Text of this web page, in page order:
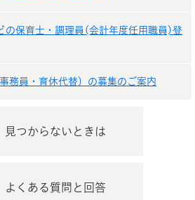
の保育士・調理員(会計年度任用職員)登
務員・育休代替）の募集のご案内
見つからないときは
よくある質問と回答